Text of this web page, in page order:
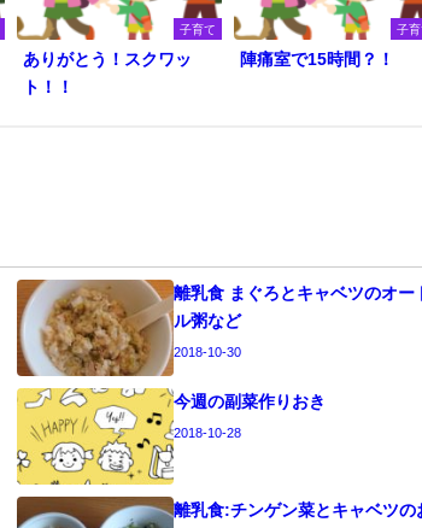
子育て
ありがとう！スクワッ
ト！！
子
陣痛室で15時間？！
離乳食 まぐろとキャベツのオー
ル粥など
2018-10-30
今週の副菜作りおき
2018-10-28
離乳食:チンゲン菜とキャベツの